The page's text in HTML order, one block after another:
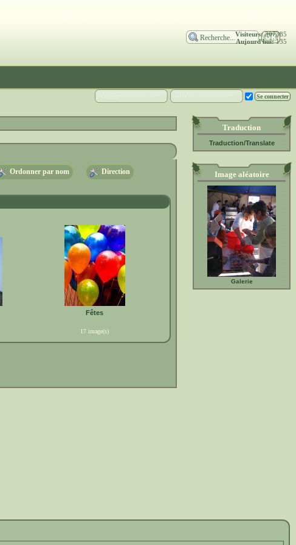
Visiteurs:307385
Aujourd'hui:135
Traduction
Traduction/Translate
Image aléatoire
Galerie
Ordonner par nom Direction
Fêtes
17 image(s)